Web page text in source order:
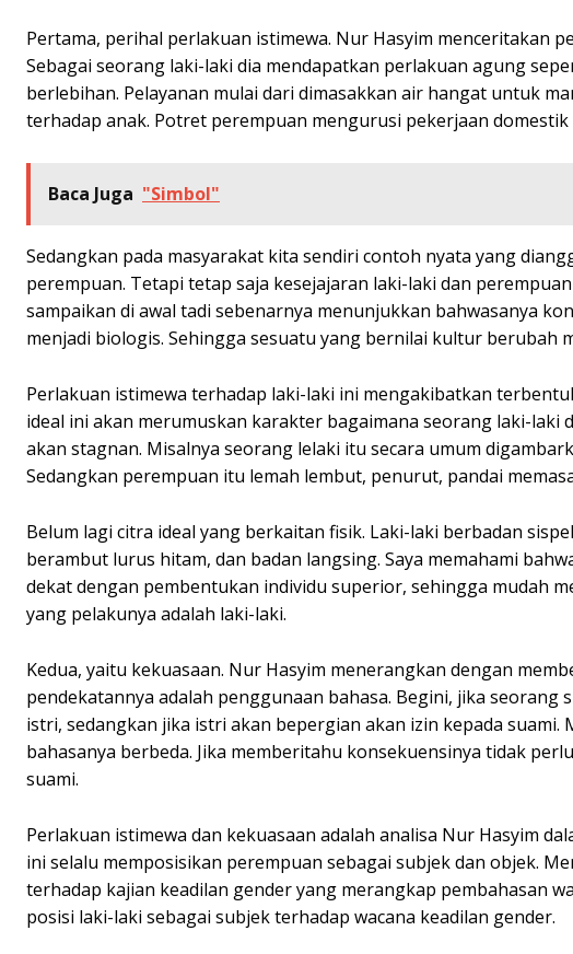
Pertama, perihal perlakuan istimewa. Nur Hasyim menceritakan
Sebagai seorang laki-laki dia mendapatkan perlakuan agung
berlebihan. Pelayanan mulai dari dimasakkan air hangat untuk
terhadap anak. Potret perempuan mengurusi pekerjaan
Baca Juga "Simbol"
Sedangkan pada masyarakat kita sendiri contoh nyata yang
perempuan. Tetapi tetap saja kesejajaran laki-laki dan
sampaikan di awal tadi sebenarnya menunjukkan bahwasanya
menjadi biologis. Sehingga sesuatu yang bernilai kultur berubah
Perlakuan istimewa terhadap laki-laki ini mengakibatkan
ideal ini akan merumuskan karakter bagaimana seorang laki-
akan stagnan. Misalnya seorang lelaki itu secara umum
Sedangkan perempuan itu lemah lembut, penurut, pandai
Belum lagi citra ideal yang berkaitan fisik. Laki-laki berbadan
berambut lurus hitam, dan badan langsing. Saya memahami
dekat dengan pembentukan individu superior, sehingga mudah
yang pelakunya adalah laki-laki.
Kedua, yaitu kekuasaan. Nur Hasyim menerangkan dengan
pendekatannya adalah penggunaan bahasa. Begini, jika
istri, sedangkan jika istri akan bepergian akan izin kepada
bahasanya berbeda. Jika memberitahu konsekuensinya tidak
suami.
Perlakuan istimewa dan kekuasaan adalah analisa Nur Hasyim
ini selalu memposisikan perempuan sebagai subjek dan objek.
terhadap kajian keadilan gender yang merangkap pembahasan
posisi laki-laki sebagai subjek terhadap wacana keadilan gender.